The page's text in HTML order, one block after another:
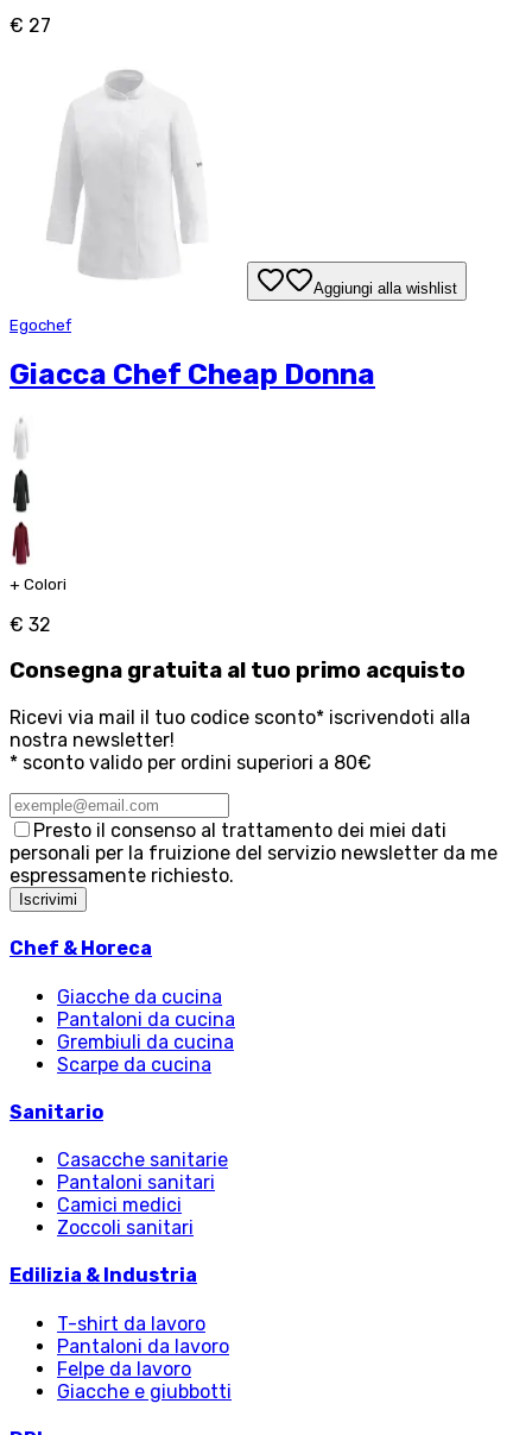
€ 27
Aggiungi alla wishlist
Egochef
Giacca Chef Cheap Donna
+ Colori
€ 32
Consegna gratuita al tuo primo acquisto
Ricevi via mail il tuo codice sconto* iscrivendoti alla
nostra newsletter!
* sconto valido per ordini superiori a 80€
Presto il consenso al trattamento dei miei dati
personali per la fruizione del servizio newsletter da me
espressamente richiesto.
Iscrivimi
Chef & Horeca
Giacche da cucina
Pantaloni da cucina
Grembiuli da cucina
Scarpe da cucina
Sanitario
Casacche sanitarie
Pantaloni sanitari
Camici medici
Zoccoli sanitari
Edilizia & Industria
T-shirt da lavoro
Pantaloni da lavoro
Felpe da lavoro
Giacche e giubbotti